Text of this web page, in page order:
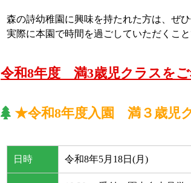
森の詩幼稚園に興味を持たれた方は、ぜ
実際に本園で時間を過ごしていただくこ
令和8年度 満3歳児クラスを
★令和8年度入園 満３歳児
日時 令和8年5月18日(月)